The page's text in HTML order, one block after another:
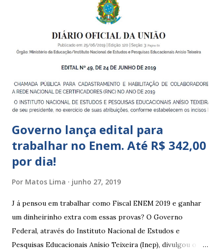
crianças de zero a 3 anos e 11 meses; – EMEIs - Escolas
Municipais de Educação Infantil, que atendem crianças de 4
a 5 anos e 11 meses; – CEMEI - Centro Municipal de
Educação Infantil, que recebe crianças de zero a 5 anos e 11
Indígena, e trabalham com cri...
Governo lança edital para
trabalhar no Enem. Até R$ 342,00
por dia!
Por Matos Lima junho 27, 2019
J á pensou em trabalhar como Fiscal ENEM 2019 e ganhar
um dinheirinho extra com essas provas? O Governo
Federal, através do Instituto Nacional de Estudos e
Pesquisas Educacionais Anísio Teixeira (Inep), divulgou o